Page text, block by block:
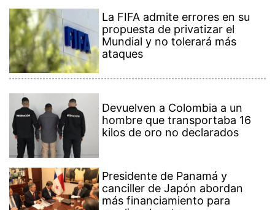
La FIFA admite errores en su
propuesta de privatizar el
Mundial y no tolerará más
ataques
Devuelven a Colombia a un
hombre que transportaba 16
kilos de oro no declarados
Presidente de Panamá y
canciller de Japón abordan
más financiamiento para